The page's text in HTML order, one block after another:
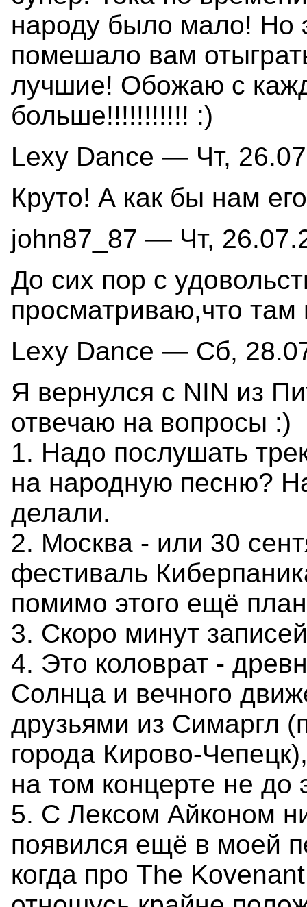
народу было мало! Но
помешало вам
лучшие! Обожаю с
больше!!!!!!!!!!! :)
Lexy Dance — Чт,
Круто! А как бы нам
john87_87 — Чт,
До сих пор с
просматриваю,что там
Lexy Dance — Сб,
Я вернулся с NIN из
отвечаю на вопросы :)
1. Надо послушать
на народную песню?
делали.
2. Москва - или 30
фестиваль
помимо этого ещё
3. Скоро минут
4. Это коловрат -
Солнца и вечного
друзьями из Симаргл
города Кирово-
на том концерте не до
5. C Лексом Айконом
появился ещё в моей
когда про The